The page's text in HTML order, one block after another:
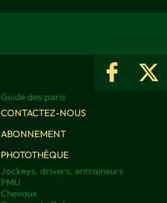
Guide des paris
CONTACTEZ-NOUS
ABONNEMENT
PHOTOTHÈQUE
Jockeys, drivers, entraineurs
PMU
Chevaux